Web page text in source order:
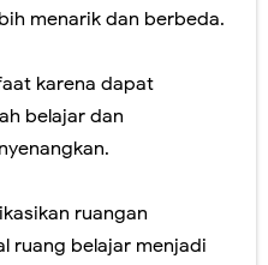
menarik dan berbeda.
karena dapat
belajar dan
ruangan
ruang belajar menjadi